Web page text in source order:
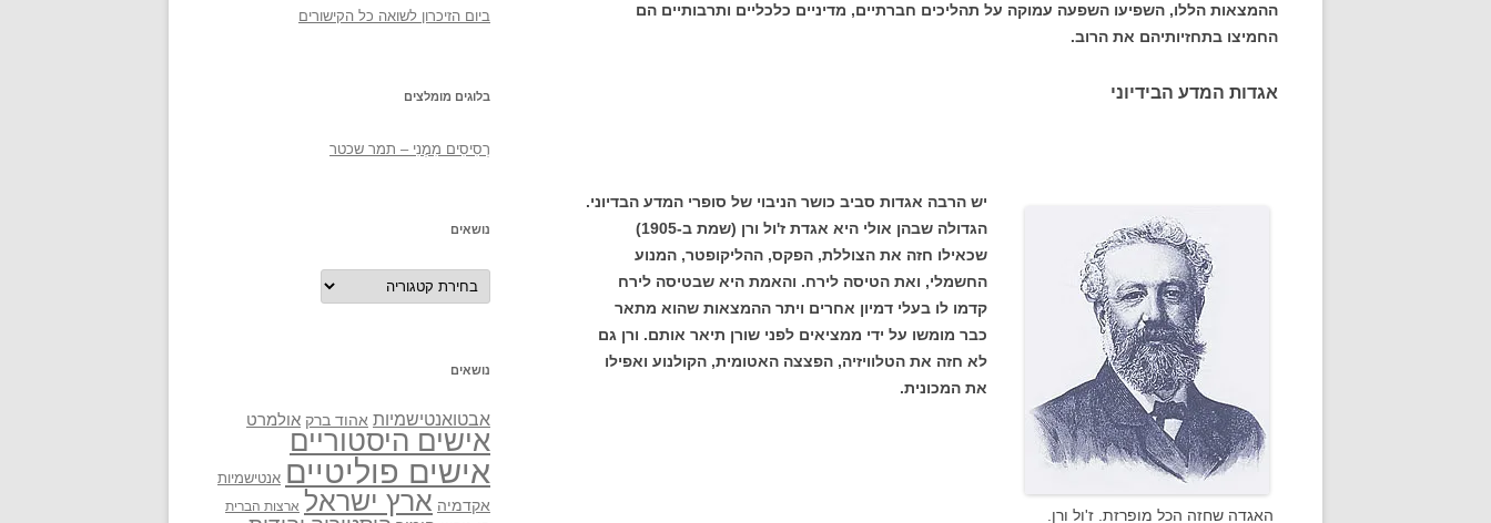
ההמצאות הללו, השפיעו השפעה עמוקה על תהליכים חברתיים, מדיניים כלכליים ותרבותיים הם
החמיצו בתחזיותיהם את הרוב.
אגדות המדע הבידיוני
האגדה שחזה הכל מופרזת. ז'ול ורן.
יש הרבה אגדות סביב כושר הניבוי של סופרי המדע הבדיוני.
הגדולה שבהן אולי היא אגדת ז'ול ורן (שמת ב-1905)
שכאילו חזה את הצוללת, הפקס, ההליקופטר, המנוע
החשמלי, ואת הטיסה לירח. והאמת היא שבטיסה לירח
קדמו לו בעלי דמיון אחרים ויתר ההמצאות שהוא מתאר
כבר מומשו על ידי ממציאים לפני שורן תיאר אותם. ורן גם
לא חזה את הטלוויזיה, הפצצה האטומית, הקולנוע ואפילו
את המכונית.
ביום הזיכרון לשואה כל הקישורים
בלוגים מומלצים
רְסִיסִים מִמֶנִי – תמר שכטר
נושאים
נושאים
נושאים
אבטואנטישמיות אהוד ברק אולמרט
אישים היסטוריים
אישים פוליטיים אנטישמיות
אקדמיה ארץ ישראל ארצות הברית